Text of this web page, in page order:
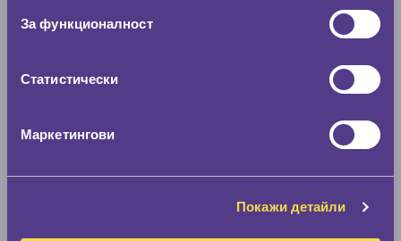
За функционалност
Статистически
Маркетингови
Покажи детайли
По марка автомобил